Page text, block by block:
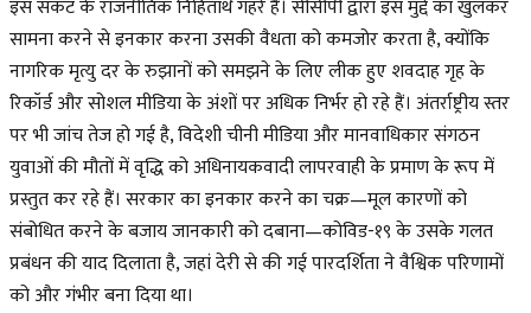
इस संकट के राजनीतिक निहितार्थ गहरे हैं। सीसीपी द्वारा इस मुद्दे का खुलकर
सामना करने से इनकार करना उसकी वैधता को कमजोर करता है, क्योंकि
नागरिक मृत्यु दर के रुझानों को समझने के लिए लीक हुए शवदाह गृह के
रिकॉर्ड और सोशल मीडिया के अंशों पर अधिक निर्भर हो रहे हैं। अंतर्राष्ट्रीय स्तर
पर भी जांच तेज हो गई है, विदेशी चीनी मीडिया और मानवाधिकार संगठन
युवाओं की मौतों में वृद्धि को अधिनायकवादी लापरवाही के प्रमाण के रूप में
प्रस्तुत कर रहे हैं। सरकार का इनकार करने का चक्र—मूल कारणों को
संबोधित करने के बजाय जानकारी को दबाना—कोविड-१९ के उसके गलत
प्रबंधन की याद दिलाता है, जहां देरी से की गई पारदर्शिता ने वैश्विक परिणामों
को और गंभीर बना दिया था।